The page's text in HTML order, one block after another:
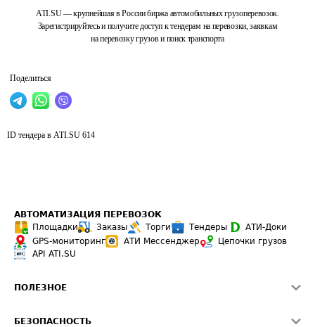
ATI.SU — крупнейшая в России биржа автомобильных грузоперевозок.
Зарегистрируйтесь и получите доступ к тендерам на перевозки, заявкам
на перевозку грузов и поиск транспорта
Поделиться
ID тендера в ATI.SU 614
АВТОМАТИЗАЦИЯ ПЕРЕВОЗОК
Площадки
Заказы Торги Тендеры
АТИ-Доки
GPS-мониторинг
АТИ Мессенджер
Цепочки грузов
API ATI.SU
ПОЛЕЗНОЕ
БЕЗОПАСНОСТЬ